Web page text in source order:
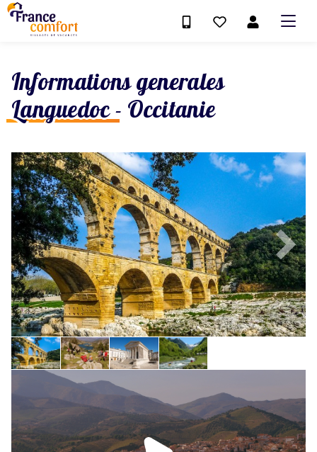
Informations generales
Languedoc - Occitanie